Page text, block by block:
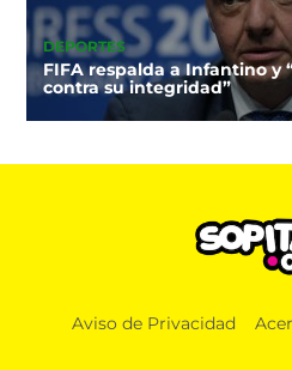
DEPORTES
FIFA respalda a Infantino y
contra su integridad”
Aviso de Privacidad